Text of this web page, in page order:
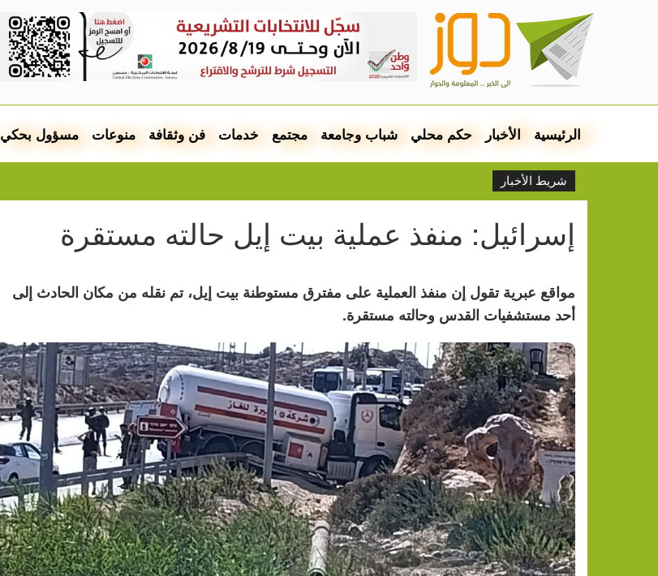
الرئيسية الأخبار حكم محلي شباب وجامعة مجتمع خدمات فن وثقافة منوعات مسؤول بحكي
شريط الأخبار
إسرائيل: منفذ عملية بيت إيل حالته مستقرة
مواقع عبرية تقول إن منفذ العملية على مفترق مستوطنة بيت إيل، تم نقله من مكان الحادث إلى
أحد مستشفيات القدس وحالته مستقرة.